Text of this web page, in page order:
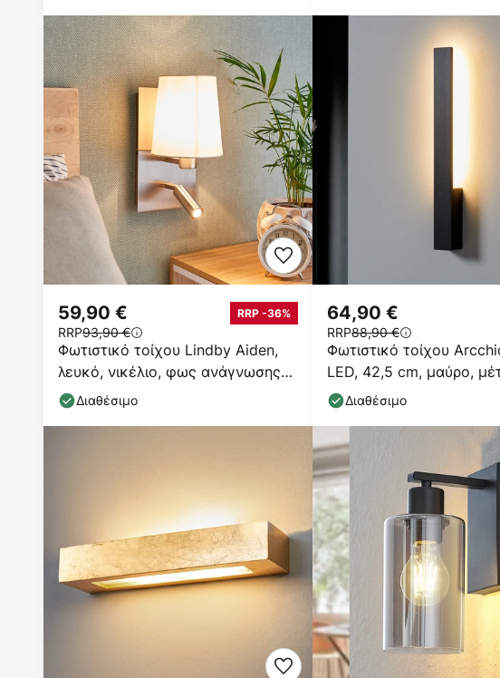
Φωτιστικό τοίχου Lindby Aiden,
λευκό, νικέλιο, φως ανάγνωσης
LED
59,90 € RRP -36%
RRP93,90 €
Διαθέσιμο
Φωτιστικό τοίχου
LED, 42,5 cm, μαύρο,
64,90 €
RRP88,90 €
Διαθέσιμο